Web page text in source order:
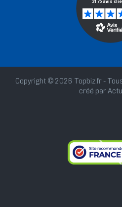
Copyright © 2026 Topbiz.fr -
créé par